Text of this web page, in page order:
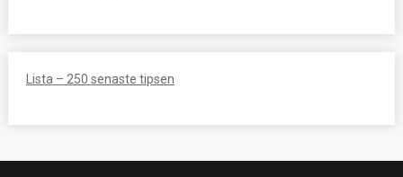
Lista – 250 senaste tipsen